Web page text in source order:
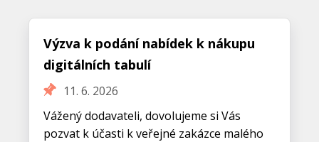
Výzva k podání nabídek k nákupu
digitálních tabulí
11. 6. 2026
Vážený dodavateli, dovolujeme si Vás
pozvat k účasti k veřejné zakázce malého